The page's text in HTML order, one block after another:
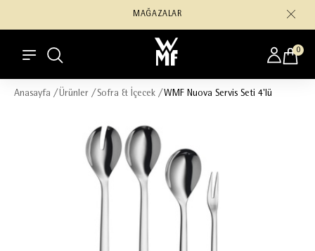
MAĞAZALAR
0
Anasayfa / Ürünler / Sofra & İçecek / WMF Nuova Servis Seti 4'lü